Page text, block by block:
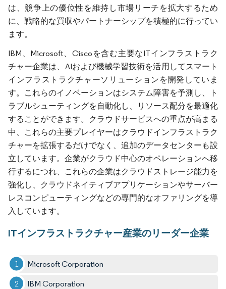
は、競争上の優位性を維持し市場リーチを拡大するため
に、戦略的な買収やパートナーシップを積極的に行ってい
ます。
IBM、Microsoft、Ciscoを含む主要なITインフラストラク
チャー企業は、AIおよび機械学習技術を活用してスマート
インフラストラクチャーソリューションを開発していま
す。これらのイノベーションはシステム障害を予測し、ト
ラブルシューティングを自動化し、リソース配分を最適化
することができます。クラウドサービスへの重点が高まる
中、これらの主要プレイヤーはクラウドインフラストラク
チャーを拡張するだけでなく、追加のデータセンターも設
立しています。企業がクラウド中心のオペレーションへ移
行するにつれ、これらの企業はクラウドストレージ能力を
強化し、クラウドネイティブアプリケーションやサーバー
レスコンピューティングなどの専門的なオファリングを導
入しています。
ITインフラストラクチャー産業のリーダー企業
Microsoft Corporation
IBM Corporation